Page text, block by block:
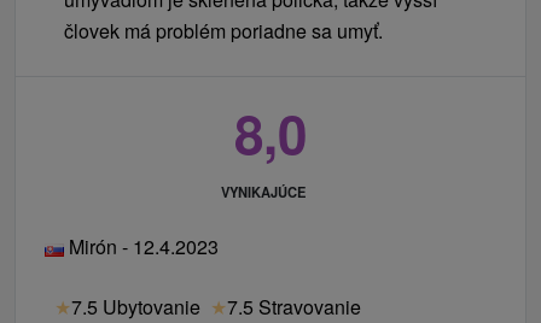
človek má problém poriadne sa umyť.
8,0
VYNIKAJÚCE
Mirón - 12.4.2023
★7.5 Ubytovanie ★7.5 Stravovanie